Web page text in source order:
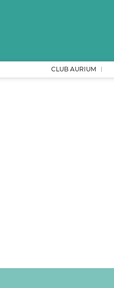
CLUB AURIUM